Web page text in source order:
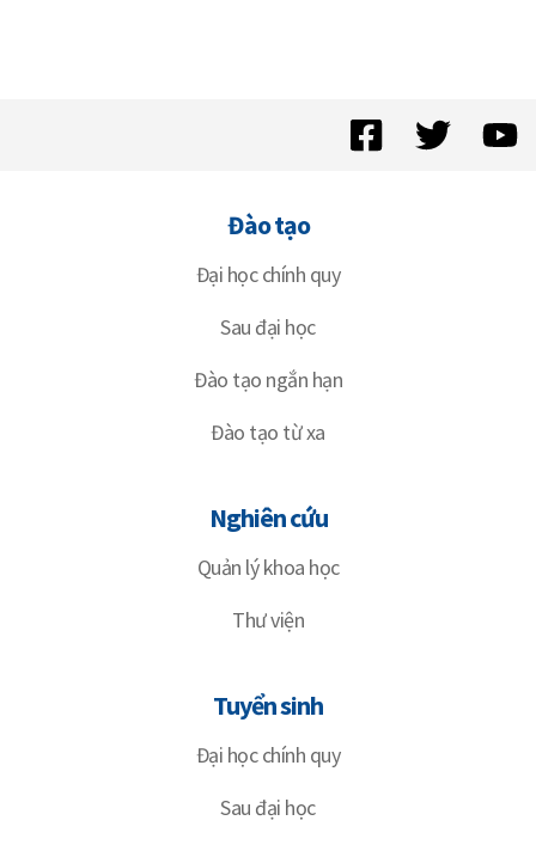
Đào tạo
Đại học chính quy
Sau đại học
Đào tạo ngắn hạn
Đào tạo từ xa
Nghiên cứu
Quản lý khoa học
Thư viện
Tuyển sinh
Đại học chính quy
Sau đại học